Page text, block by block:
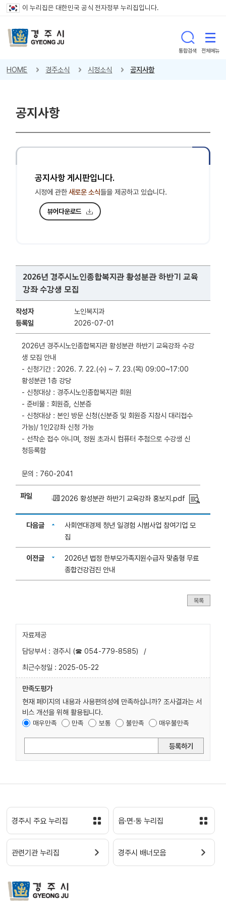
이 누리집은 대한민국 공식 전자정부 누리집입니다.
통합검색 전체메뉴
HOME 경주소식 시정소식 공지사항
공지사항
공지사항 게시판입니다.
시정에 관한새로운 소식들을 제공하고 있습니다.
뷰어다운로드
2026년 경주시노인종합복지관 황성분관 하반기 교육
강좌 수강생 모집
작성자
노인복지과
등록일
2026-07-01
2026년 경주시노인종합복지관 황성분관 하반기 교육강좌 수강
생 모집 안내
- 신청기간 : 2026. 7. 22.(수) ~ 7. 23.(목) 09:00~17:00
황성분관 1층 강당
- 신청대상 : 경주시노인종합복지관 회원
- 준비물 : 회원증, 신분증
- 신청대상 : 본인 방문 신청(신분증 및 회원증 지참시 대리접수
가능)/ 1인2강좌 신청 가능
- 선착순 접수 아니며, 정원 초과시 컴퓨터 추첨으로 수강생 신
청등록함
문의 : 760-2041
파일 2026 황성분관 하반기 교육강좌 홍보지.pdf
다음글
사회연대경제 청년 일경험 시범사업 참여기업 모
집
이전글
2026년 법정 한부모가족지원수급자 맞춤형 무료
종합건강검진 안내
목록
자료제공
담당부서 : 경주시 (☎ 054-779-8585)
/
최근수정일 : 2025-05-22
만족도평가
현재 페이지의 내용과 사용편의성에 만족하십니까? 조사결과는 서
비스 개선을 위해 활용됩니다.
매우만족 만족 보통 불만족 매우불만족
등록하기
경주시 주요 누리집 읍·면·동 누리집
관련기관 누리집 경주시 배너모음